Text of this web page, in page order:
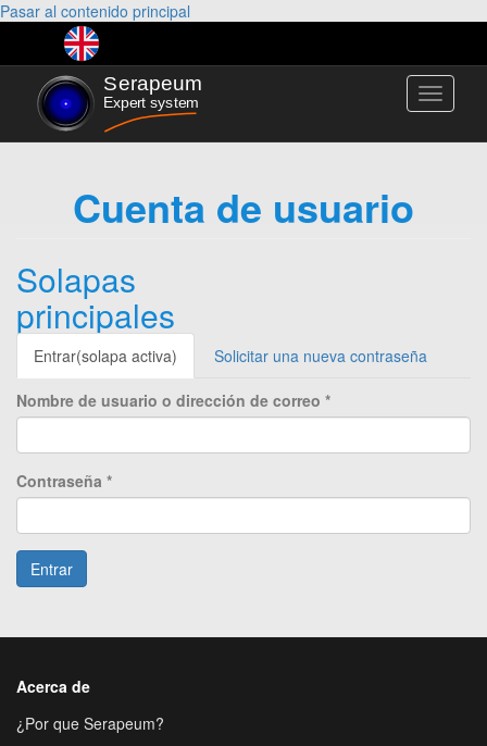
Pasar al contenido principal
Toggle
Cuenta de usuario
Solapas
principales
Entrar(solapa activa) Solicitar una nueva contraseña
Nombre de usuario o dirección de correo *
Contraseña *
Entrar
Acerca de
¿Por que Serapeum?